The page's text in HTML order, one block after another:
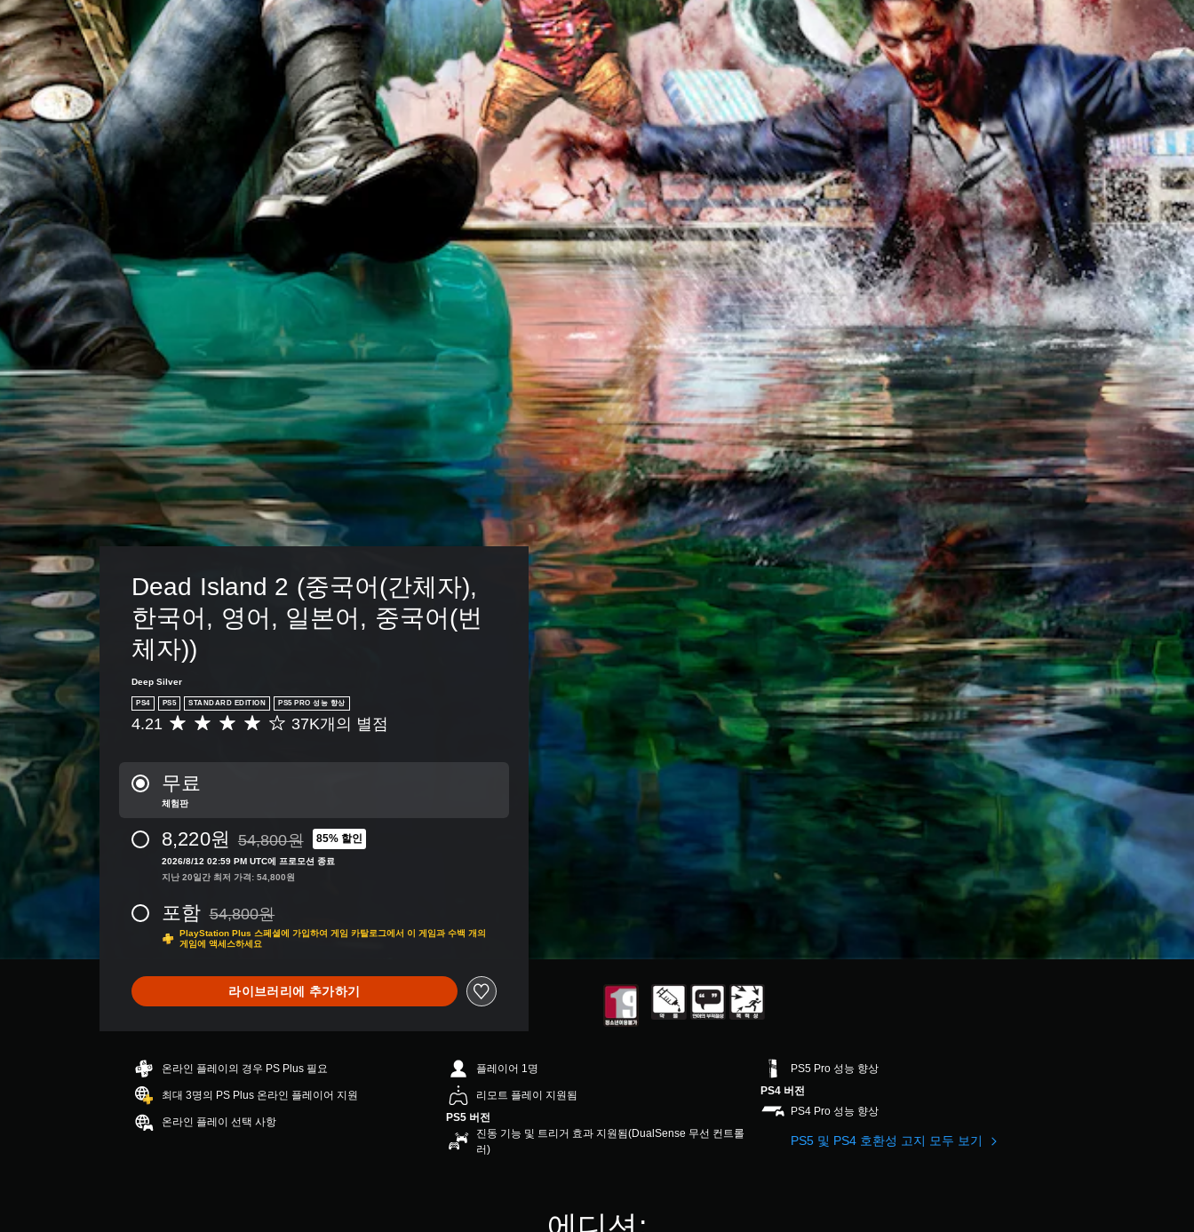
Dead Island 2 (중국어(간체자),
한국어, 영어, 일본어, 중국어(번
체자))
Deep Silver
PS4 PS5 STANDARD EDITION PS5 PRO 성능 향상
총
K
별
로
개
균
4
2
개
별
4.21 37K개의 별점
무료
체험판
8,220원 54,800원의 원래 가격에서 할인됨
54,800원 85% 할인
2026/8/12 02:59 PM UTC에 프로모션 종료
지난 20일간 최저 가격: 54,800원
포함 54,800원의 원래 가격에서 할인됨
54,800원
PlayStation Plus 스페셜에 가입하여 게임 카탈로그에서 이 게임과 수백 개의
게임에 액세스하세요
라이브러리에 추가하기
온라인 플레이의 경우 PS Plus 필요
최대 3명의 PS Plus 온라인 플레이어 지원
온라인 플레이 선택 사항
플레이어 1명
리모트 플레이 지원됨
PS5 버전
진동 기능 및 트리거 효과 지원됨(DualSense 무선 컨트롤
러)
PS5 Pro 성능 향상
PS4 버전
PS4 Pro 성능 향상
PS5 및 PS4 호환성 고지 모두 보기